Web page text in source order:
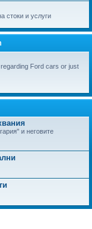
стоки и услуги
Ford cars or just
и неговите